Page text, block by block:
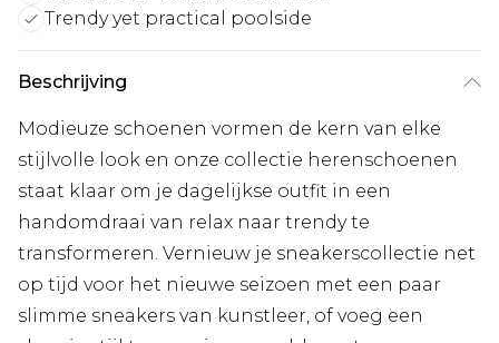
Trendy yet practical poolside
Beschrijving
Modieuze schoenen vormen de kern van elke
stijlvolle look en onze collectie herenschoenen
staat klaar om je dagelijkse outfit in een
handomdraai van relax naar trendy te
transformeren. Vernieuw je sneakerscollectie net
op tijd voor het nieuwe seizoen met een paar
slimme sneakers van kunstleer, of voeg een